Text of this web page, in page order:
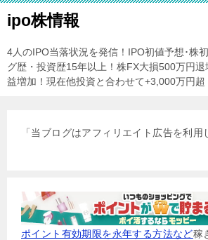
ipo株情報
4人のIPO当落状況を発信！IPO初値予想･株
グ歴・投資歴15年以上！株FX大損500万円退
益増加！現在他投資と合わせて+3,000万円超
「当ブログはアフィリエイト広告を利用
ポイント有効期限を永年する方法など稼